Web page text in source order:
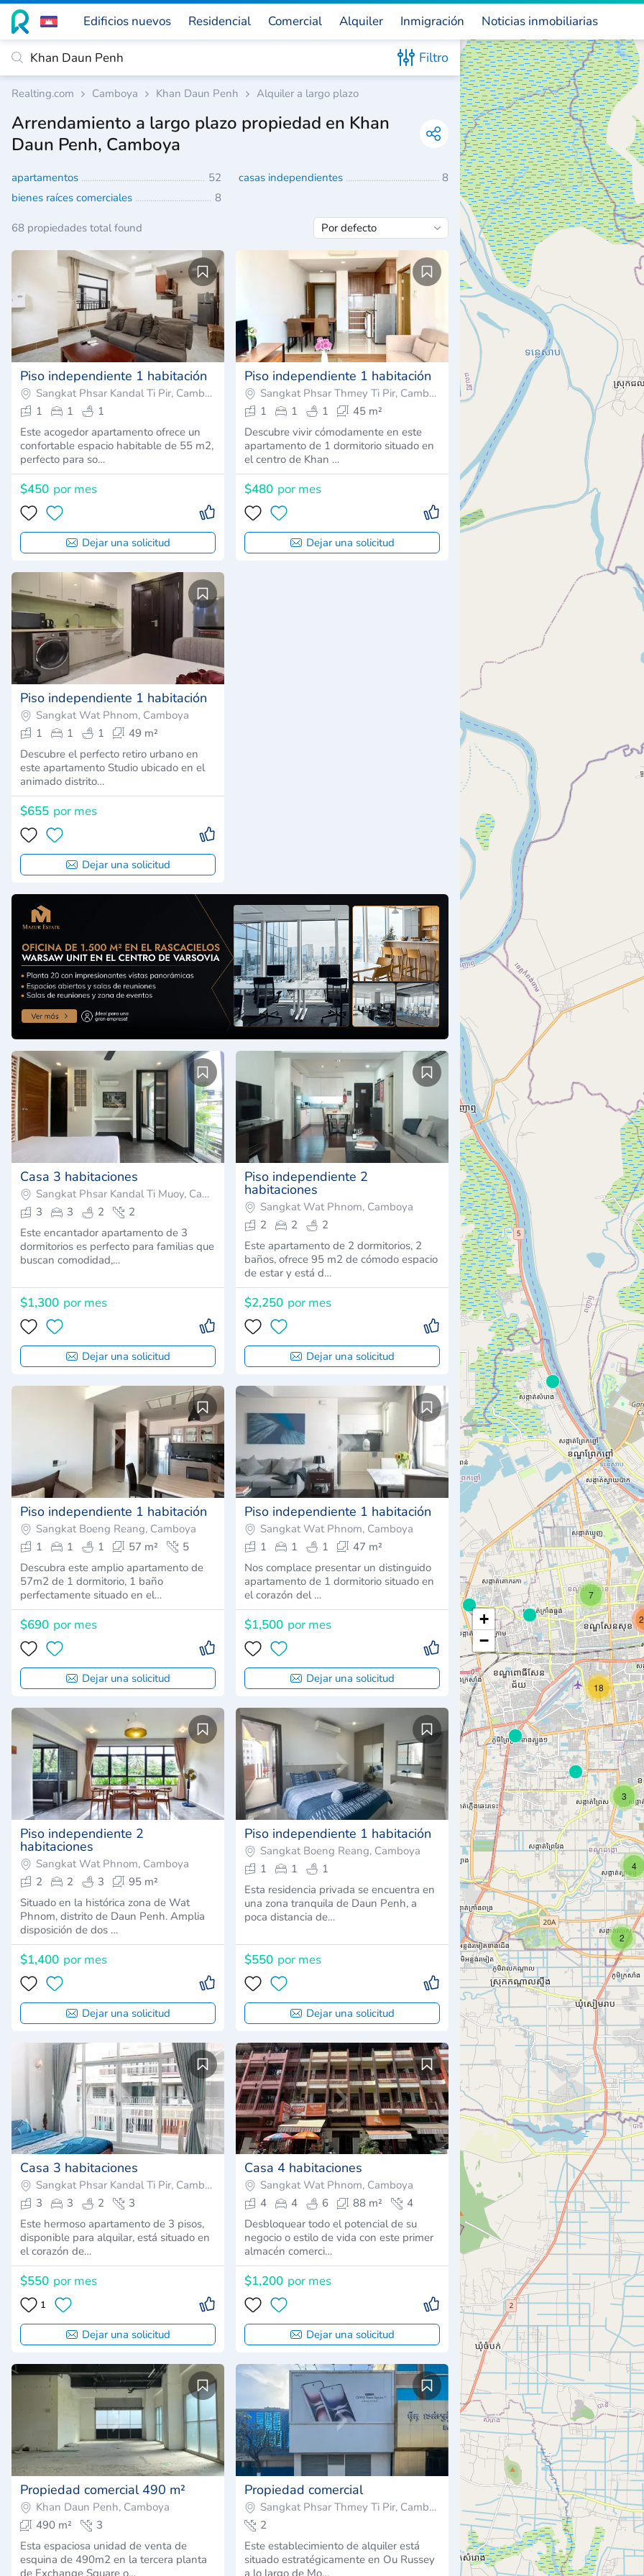
Edificios nuevos Residencial Comercial Alquiler Inmigración Noticias inmobiliarias
Filtro
Realting.com Camboya Khan Daun Penh Alquiler a largo plazo
Arrendamiento a largo plazo propiedad en Khan
Daun Penh, Camboya
apartamentos 52 casas independientes
8
bienes raíces comerciales
8
68 propiedades total found
Piso independiente 1 habitación
Sangkat Phsar Kandal Ti Pir, Camboya
1
1
1
Este acogedor apartamento ofrece un
confortable espacio habitable de 55 m2,
perfecto para so…
$450 por mes
Dejar una solicitud
Piso independiente 1 habitación
Sangkat Phsar Thmey Ti Pir, Camboya
1
1 1
45 m²
Descubre vivir cómodamente en este
apartamento de 1 dormitorio situado en
el centro de Khan …
$480 por mes
Dejar una solicitud
Piso independiente 1 habitación
Sangkat Wat Phnom, Camboya
1
1 1
49 m²
Descubre el perfecto retiro urbano en
este apartamento Studio ubicado en el
animado distrito…
$655 por mes
Dejar una solicitud
Casa 3 habitaciones
Sangkat Phsar Kandal Ti Muoy, Camboya
3
3 2
2
Este encantador apartamento de 3
dormitorios es perfecto para familias que
buscan comodidad,…
$1,300 por mes
Dejar una solicitud
Piso independiente 2
habitaciones
Sangkat Wat Phnom, Camboya
2
2
2
Este apartamento de 2 dormitorios, 2
baños, ofrece 95 m2 de cómodo espacio
de estar y está d…
$2,250 por mes
Dejar una solicitud
Piso independiente 1 habitación
Sangkat Boeng Reang, Camboya
1
1 1 57 m²
5
Descubra este amplio apartamento de
57m2 de 1 dormitorio, 1 baño
perfectamente situado en el…
$690 por mes
Dejar una solicitud
Piso independiente 1 habitación
Sangkat Wat Phnom, Camboya
1
1 1
47 m²
Nos complace presentar un distinguido
apartamento de 1 dormitorio situado en
el corazón del …
$1,500 por mes
Dejar una solicitud
Piso independiente 2
habitaciones
Sangkat Wat Phnom, Camboya
2
2 3
95 m²
Situado en la histórica zona de Wat
Phnom, distrito de Daun Penh. Amplia
disposición de dos …
$1,400 por mes
Dejar una solicitud
Piso independiente 1 habitación
Sangkat Boeng Reang, Camboya
1
1
1
Esta residencia privada se encuentra en
una zona tranquila de Daun Penh, a
poca distancia de…
$550 por mes
Dejar una solicitud
Casa 3 habitaciones
Sangkat Phsar Kandal Ti Pir, Camboya
3
3 2
3
Este hermoso apartamento de 3 pisos,
disponible para alquilar, está situado en
el corazón de…
$550 por mes
1
Dejar una solicitud
Casa 4 habitaciones
Sangkat Wat Phnom, Camboya
4
4 6 88 m²
4
Desbloquear todo el potencial de su
negocio o estilo de vida con este primer
almacén comerci…
$1,200 por mes
Dejar una solicitud
Propiedad comercial 490 m²
Khan Daun Penh, Camboya
490 m²
3
Esta espaciosa unidad de venta de
esquina de 490m2 en la tercera planta
Propiedad comercial
Sangkat Phsar Thmey Ti Pir, Camboya
2
Este establecimiento de alquiler está
situado estratégicamente en Ou Russey
4
2
7
3
18
+
−